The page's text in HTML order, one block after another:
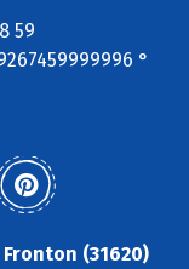
59
°
(31620)